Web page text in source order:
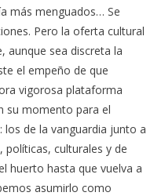
más menguados… Se
Pero la oferta cultural
aunque sea discreta la
el empeño de que
vigorosa plataforma
su momento para el
de la vanguardia junto a
culturales y de
huerto hasta que vuelva a
asumirlo como